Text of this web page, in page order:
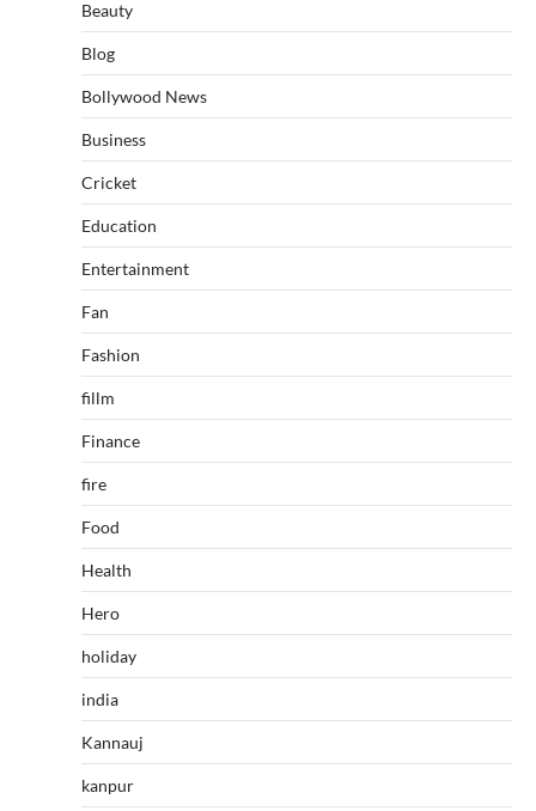
Beauty
Blog
Bollywood News
Business
Cricket
Education
Entertainment
Fan
Fashion
fillm
Finance
fire
Food
Health
Hero
holiday
india
Kannauj
kanpur